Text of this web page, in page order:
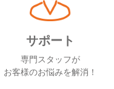
サポート
専門スタッフが
お客様のお悩みを解消！